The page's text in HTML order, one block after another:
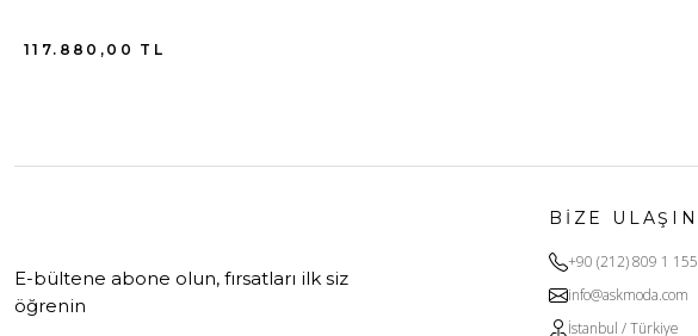
117.880,00 TL
E-bültene abone olun, fırsatları ilk siz
öğrenin
BİZE ULAŞIN
+90 (212) 809 1 155
info@askmoda.com
İstanbul / Türkiye